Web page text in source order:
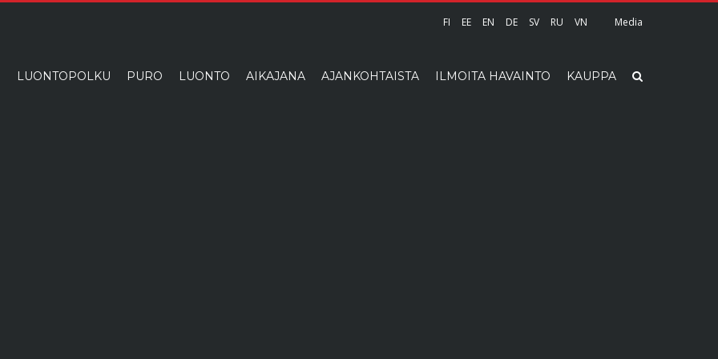
FI EE EN DE SV RU VN Media
LUONTOPOLKU PURO LUONTO AIKAJANA AJANKOHTAISTA ILMOITA HAVAINTO KAUPPA